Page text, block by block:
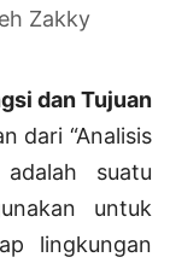
Zakky
dan Tujuan
dari “Analisis
adalah suatu
untuk
lingkungan